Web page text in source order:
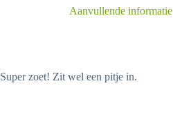
Aanvullende informatie
Super zoet! Zit wel een pitje in.